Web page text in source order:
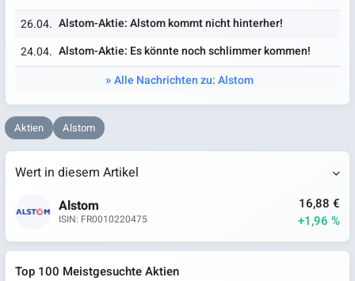
26.04. Alstom-Aktie: Alstom kommt nicht hinterher!
24.04. Alstom-Aktie: Es könnte noch schlimmer kommen!
Alle Nachrichten zu: Alstom
Aktien Alstom
Wert in diesem Artikel
Alstom
ISIN: FR0010220475
16,88 €
+1,96 %
Top 100 Meistgesuchte Aktien